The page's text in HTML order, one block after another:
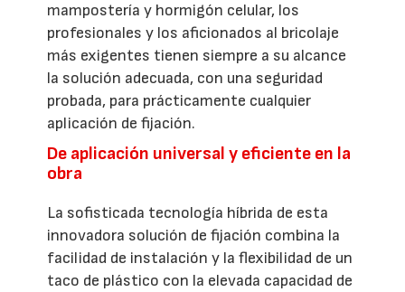
mampostería y hormigón celular, los
profesionales y los aficionados al bricolaje
más exigentes tienen siempre a su alcance
la solución adecuada, con una seguridad
probada, para prácticamente cualquier
aplicación de fijación.
De aplicación universal y eficiente en la
obra
La sofisticada tecnología híbrida de esta
innovadora solución de fijación combina la
facilidad de instalación y la flexibilidad de un
taco de plástico con la elevada capacidad de